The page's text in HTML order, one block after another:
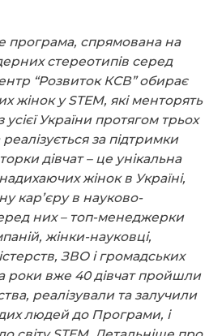
програма, спрямована на
стереотипів серед
“Розвиток КСВ” обирає
жінок у STEM, які менторять
усієї України протягом трьох
за підтримки
дівчат – це унікальна
жінок в Україні,
кар’єру в науково-
них – топ-менеджерки
жінки-науковці,
ЗВО і громадських
роки вже 40 дівчат пройшли
реалізували та залучили
людей до Програми, і